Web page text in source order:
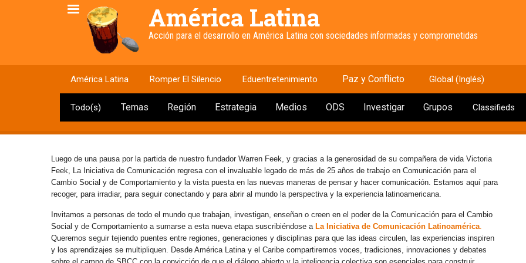
América Latina
Acción para el desarrollo en América Latina con sociedades informadas y comprometidas
América Latina Romper El Silencio Eduentretenimiento Paz y Conflicto Global (Inglés)
Todo(s) Temas Región Estrategia Medios ODS Investigar Grupos Classifieds
Luego de una pausa por la partida de nuestro fundador Warren Feek, y gracias a la generosidad de su compañera de vida Victoria
Feek, La Iniciativa de Comunicación regresa con el invaluable legado de más de 25 años de trabajo en Comunicación para el
Cambio Social y de Comportamiento y la vista puesta en las nuevas maneras de pensar y hacer comunicación. Estamos aquí para
recoger, para irradiar, para seguir conectando y para abrir al mundo la perspectiva y la experiencia latinoamericana.
Invitamos a personas de todo el mundo que trabajan, investigan, enseñan o creen en el poder de la Comunicación para el Cambio
Social y de Comportamiento a sumarse a esta nueva etapa suscribiéndose a La Iniciativa de Comunicación Latinoamérica.
Queremos seguir tejiendo puentes entre regiones, generaciones y disciplinas para que las ideas circulen, las experiencias inspiren
y los aprendizajes se multipliquen. Desde América Latina y el Caribe compartiremos voces, tradiciones, innovaciones y debates